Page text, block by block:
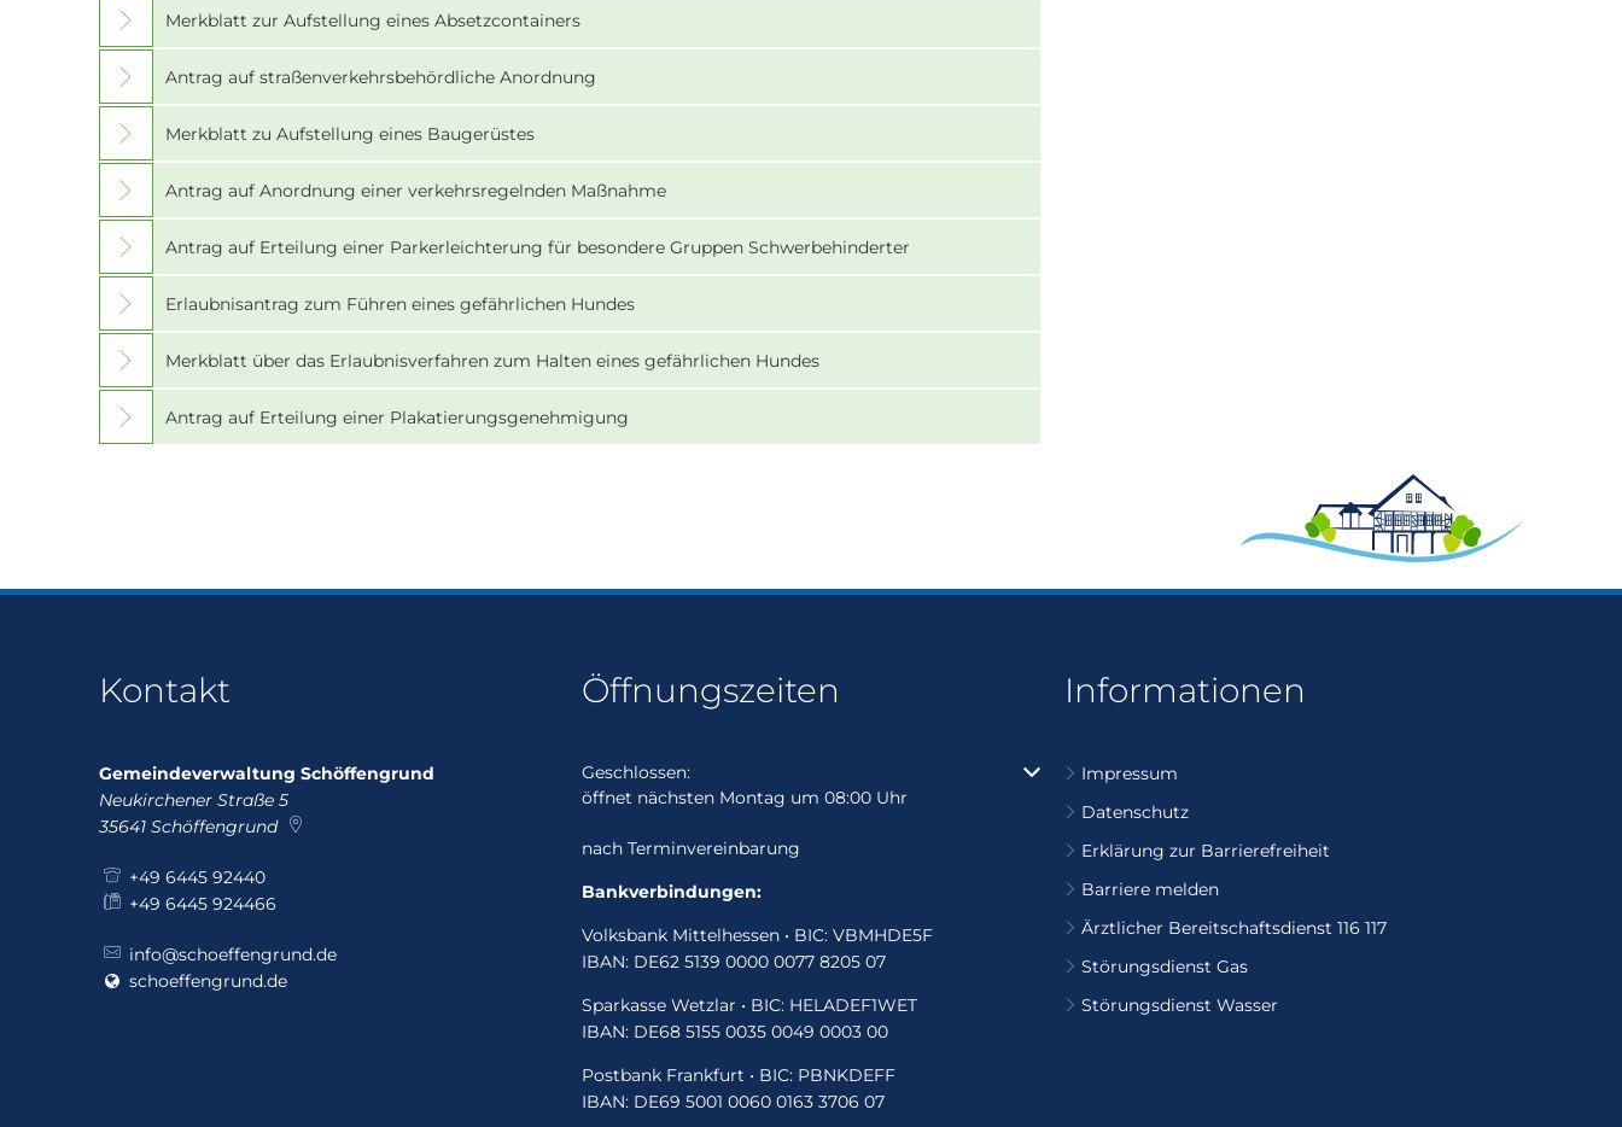
Merkblatt zur Aufstellung eines Absetzcontainers
Antrag auf straßenverkehrsbehördliche Anordnung
Merkblatt zu Aufstellung eines Baugerüstes
Antrag auf Anordnung einer verkehrsregelnden Maßnahme
Antrag auf Erteilung einer Parkerleichterung für besondere Gruppen Schwerbehinderter
Erlaubnisantrag zum Führen eines gefährlichen Hundes
Merkblatt über das Erlaubnisverfahren zum Halten eines gefährlichen Hundes
Antrag auf Erteilung einer Plakatierungsgenehmigung
Kontakt
Gemeindeverwaltung Schöffengrund
Neukirchener Straße 5
35641 Schöffengrund
+49 6445 92440
+49 6445 924466
info@schoeffengrund.de
schoeffengrund.de
Öffnungszeiten
Klicken, um weitere Öffnungs- oder Schließzeiten auszublenden
Geschlossen:
öffnet nächsten Montag um 08:00 Uhr
nach Terminvereinbarung
Bankverbindungen:
Volksbank Mittelhessen • BIC: VBMHDE5F
IBAN: DE62 5139 0000 0077 8205 07
Sparkasse Wetzlar • BIC: HELADEF1WET
IBAN: DE68 5155 0035 0049 0003 00
Postbank Frankfurt • BIC: PBNKDEFF
IBAN: DE69 5001 0060 0163 3706 07
Informationen
Impressum
Datenschutz
Erklärung zur Barrierefreiheit
Barriere melden
Ärztlicher Bereitschaftsdienst 116 117
Störungsdienst Gas
Störungsdienst Wasser